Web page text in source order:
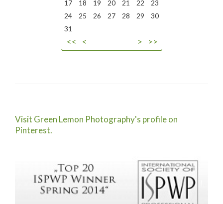
<< < > >>
17
18 19 20 21 22
23
24
25 26 27 28 29
30
31
Visit Green Lemon Photography's profile on
Pinterest.